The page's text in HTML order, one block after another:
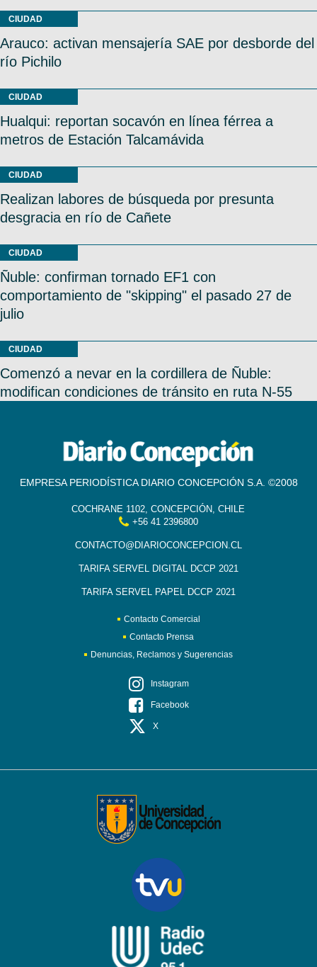
CIUDAD
Arauco: activan mensajería SAE por desborde del
río Pichilo
CIUDAD
Hualqui: reportan socavón en línea férrea a
metros de Estación Talcamávida
CIUDAD
Realizan labores de búsqueda por presunta
desgracia en río de Cañete
CIUDAD
Ñuble: confirman tornado EF1 con
comportamiento de "skipping" el pasado 27 de
julio
CIUDAD
Comenzó a nevar en la cordillera de Ñuble:
modifican condiciones de tránsito en ruta N-55
EMPRESA PERIODÍSTICA DIARIO CONCEPCIÓN S.A. ©2008
COCHRANE 1102, CONCEPCIÓN, CHILE
+56 41 2396800
CONTACTO@DIARIOCONCEPCION.CL
TARIFA SERVEL DIGITAL DCCP 2021
TARIFA SERVEL PAPEL DCCP 2021
Contacto Comercial
Contacto Prensa
Denuncias, Reclamos y Sugerencias
Instagram
Facebook
X